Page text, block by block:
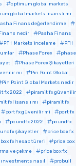
optimum global markets
global markets lisanslı mı
Finans değerlendirme
nedir
Pasha Finans
PFH Markets inceleme
PFH
Phase Forex
phase
Phase Forex Şikayetleri
mi
Pin Point Global
Pin Point Global Markets nedir
fx 2022
piramit fx güvenilir
fx lisanslı mı
piramit fx
port fx güvenilir mi
port fx
poundfx 2022
poundfx
şikayetler
price box fx
fx hesap türeri
price box
ve çekme
price box fx
nasıl
probull